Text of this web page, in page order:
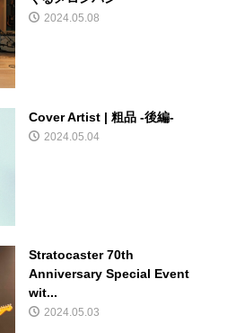
2024.05.08
Cover Artist | 粗品 -後編-
2024.05.04
Stratocaster 70th
Anniversary Special Event
wit...
2024.05.03